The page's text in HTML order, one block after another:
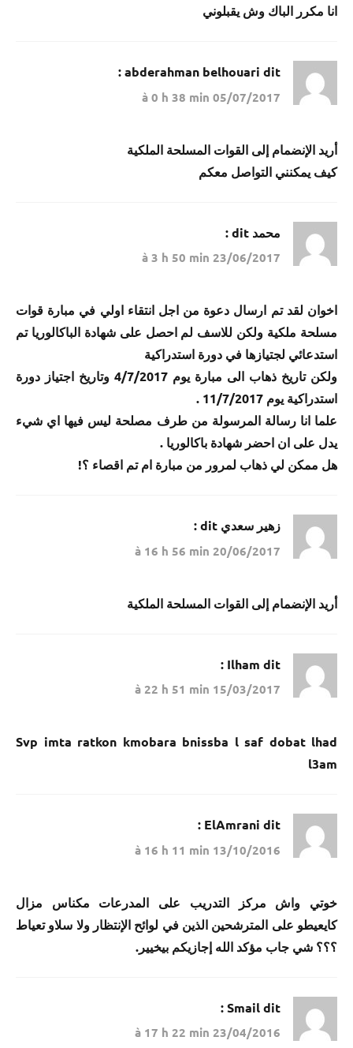
انا مكرر الباك وش يقبلوني
abderahman belhouari dit :
05/07/2017 à 0 h 38 min
أريد الإنضمام إلى القوات المسلحة الملكية
كيف يمكنني التواصل معكم
محمد dit :
23/06/2017 à 3 h 50 min
اخوان لقد تم ارسال دعوة من اجل انتقاء اولي في مبارة قوات
مسلحة ملكية ولكن للاسف لم احصل على شهادة الباكالوريا تم
استدعائي لجتيازها في دورة استدراكية
ولكن تاريخ ذهاب الى مبارة يوم 4/7/2017 وتاريخ اجتياز دورة
استدراكية يوم 11/7/2017 .
علما انا رسالة المرسولة من طرف مصلحة ليس فيها اي شيء
يدل على ان احضر شهادة باكالوريا .
هل ممكن لي ذهاب لمرور من مبارة ام تم اقصاء ؟!
زهير سعدي dit :
20/06/2017 à 16 h 56 min
أريد الإنضمام إلى القوات المسلحة الملكية
Ilham dit :
15/03/2017 à 22 h 51 min
Svp imta ratkon kmobara bnissba l saf dobat lhad
l3am
ElAmrani dit :
13/10/2016 à 16 h 11 min
خوتي واش مركز التدريب على المدرعات مكناس مزال
كايعيطو على المترشحين الذين في لوائح اﻹنتظار ولا سلاو تعياط
؟؟؟ شي جاب مؤكد الله إجازيكم بيخيير.
Smaildit :
23/04/2016 à 17 h 22 min